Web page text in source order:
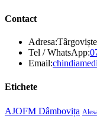
Contact
Adresa:
Tel / WhatsApp:
Email:
Etichete
AJOFM Dâmbovița